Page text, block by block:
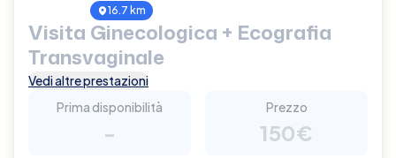
16.7 km
Visita Ginecologica + Ecografia
Transvaginale
Vedi altre prestazioni
Prima disponibilità
-
Prezzo
150€